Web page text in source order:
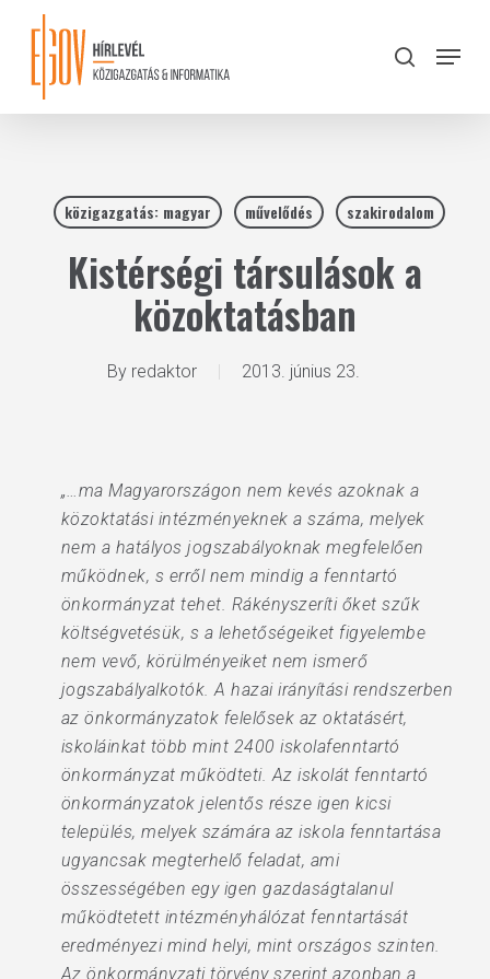
content
search
Menu
közigazgatás: magyar művelődés szakirodalom
Kistérségi társulások a
közoktatásban
By redaktor 2013. június 23.
„…ma Magyarországon nem kevés azoknak a
közoktatási intézményeknek a száma, melyek
nem a hatályos jogszabályoknak megfelelően
működnek, s erről nem mindig a fenntartó
önkormányzat tehet. Rákényszeríti őket szűk
költségvetésük, s a lehetőségeiket figyelembe
nem vevő, körülményeiket nem ismerő
jogszabályalkotók. A hazai irányítási rendszerben
az önkormányzatok felelősek az oktatásért,
iskoláinkat több mint 2400 iskolafenntartó
önkormányzat működteti. Az iskolát fenntartó
önkormányzatok jelentős része igen kicsi
település, melyek számára az iskola fenntartása
ugyancsak megterhelő feladat, ami
összességében egy igen gazdaságtalanul
működtetett intézményhálózat fenntartását
eredményezi mind helyi, mint országos szinten.
Az önkormányzati törvény szerint azonban a
Close